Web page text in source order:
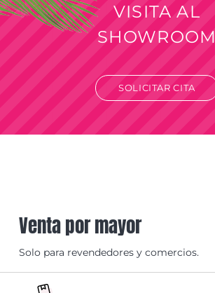
VISITA AL
SHOWROOM
SOLICITAR CITA
Venta por mayor
Solo para revendedores y comercios.